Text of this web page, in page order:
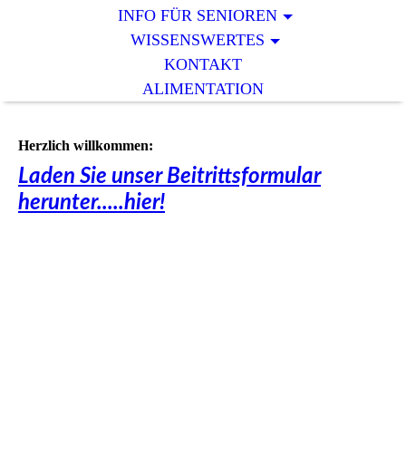
INFO FÜR SENIOREN
WISSENSWERTES
KONTAKT
ALIMENTATION
Herzlich willkommen:
Laden Sie unser Beitrittsformular
herunter.....hier!